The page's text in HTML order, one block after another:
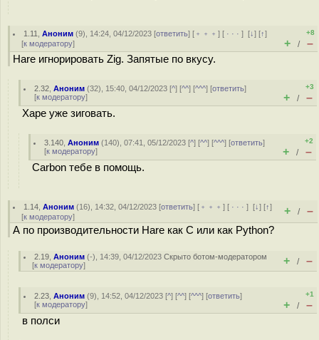
1.11 ,Аноним (9), 14:24, 04/12/2023 [ответить] [ ﹢﹢﹢] [ · · ·][↓] [↑]
[к модератору]
+8
+ / –
Hare игнорировать Zig. Запятые по вкусу.
2.32 ,Аноним (32), 15:40, 04/12/2023 [^] [^^] [^^^] [ответить]
[к модератору]
+3
+ / –
Харе уже зиговать.
3.140 ,Аноним (140), 07:41, 05/12/2023 [^] [^^] [^^^] [ответить]
[к модератору]
+2
+ / –
Carbon тебе в помощь.
1.14 ,Аноним (16), 14:32, 04/12/2023 [ответить] [ ﹢﹢﹢] [ · · ·][↓] [↑]
[к модератору] + / –
А по производительности Hare как C или как Python?
2.19 ,Аноним (-), 14:39, 04/12/2023Скрыто ботом-модератором
[к модератору] + / –
2.23 ,Аноним (9), 14:52, 04/12/2023 [^] [^^] [^^^] [ответить]
[к модератору]
+1
+ / –
в полси